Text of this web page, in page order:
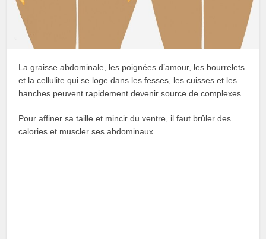
La graisse abdominale, les poignées d’amour, les bourrelets
et la cellulite qui se loge dans les fesses, les cuisses et les
hanches peuvent rapidement devenir source de complexes.
Pour affiner sa taille et mincir du ventre, il faut brûler des
calories et muscler ses abdominaux.